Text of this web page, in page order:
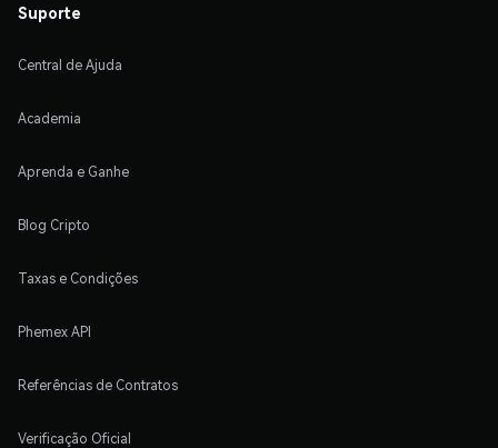
Suporte
Central de Ajuda
Academia
Aprenda e Ganhe
Blog Cripto
Taxas e Condições
Phemex API
Referências de Contratos
Verificação Oficial